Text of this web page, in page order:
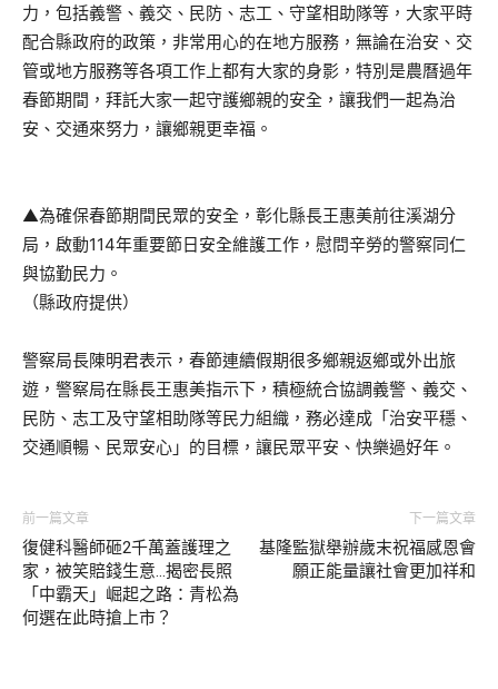
力，包括義警、義交、民防、志工、守望相助隊等，大家平時
配合縣政府的政策，非常用心的在地方服務，無論在治安、交
管或地方服務等各項工作上都有大家的身影，特別是農曆過年
春節期間，拜託大家一起守護鄉親的安全，讓我們一起為治
安、交通來努力，讓鄉親更幸福。
▲為確保春節期間民眾的安全，彰化縣長王惠美前往溪湖分
局，啟動114年重要節日安全維護工作，慰問辛勞的警察同仁
與協勤民力。
（縣政府提供）
警察局長陳明君表示，春節連續假期很多鄉親返鄉或外出旅
遊，警察局在縣長王惠美指示下，積極統合協調義警、義交、
民防、志工及守望相助隊等民力組織，務必達成「治安平穩、
交通順暢、民眾安心」的目標，讓民眾平安、快樂過好年。
前一篇文章
復健科醫師砸2千萬蓋護理之
家，被笑賠錢生意…揭密長照
「中霸天」崛起之路：青松為
何選在此時搶上市？
下一篇文章
基隆監獄舉辦歲末祝福感恩會
願正能量讓社會更加祥和